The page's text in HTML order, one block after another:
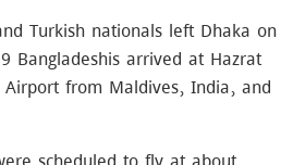
Turkish nationals left Dhaka on
Bangladeshis arrived at Hazrat
from Maldives, India, and